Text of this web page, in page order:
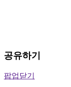
공유하기
팝업닫기